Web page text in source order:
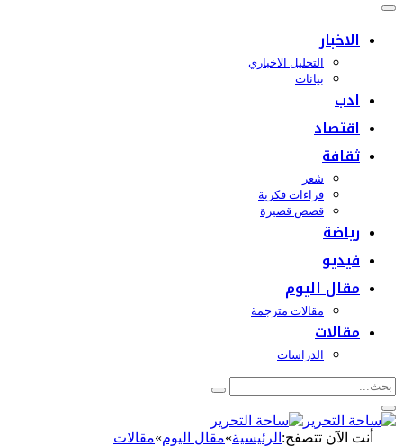
الاخبار
التحليل الاخباري
بيانات
ادب
اقتصاد
ثقافة
شعر
قراءات فكرية
قصص قصيرة
رياضة
فيديو
مقال اليوم
مقالات مترجمة
مقالات
الدراسات
أنت الآن تتصفح:الرئيسية»مقال اليوم»مقالات